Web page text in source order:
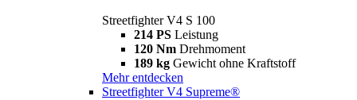
Streetfighter V4 S 100
214 PS Leistung
120 Nm Drehmoment
189 kg Gewicht ohne Kraftstoff
Mehr entdecken
Streetfighter V4 Supreme®